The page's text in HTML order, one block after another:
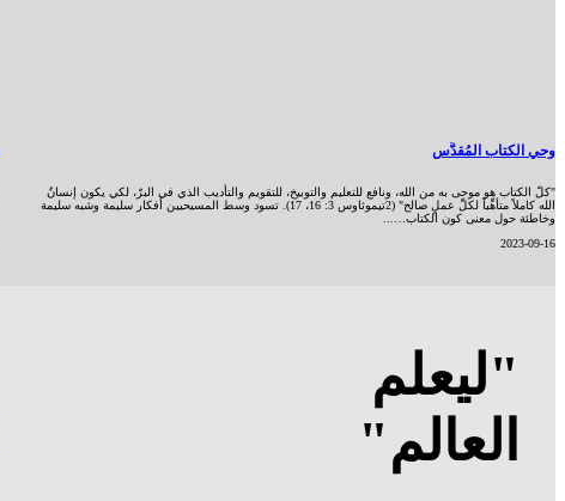
وحي الكتاب المُقدَّس
"كلّ الكتاب هو موحى به من الله، ونافع للتعليم والتوبيخ، للتقويم والتأديب الذي في البرّ، لكي يكون إنسانٌ
الله كاملاً متأهِّباً لكلِّ عملٍ صالح" (2تيموثاوس 3: 16، 17). تسود وسط المسيحيين أفكار سليمة وشبه سليمة
وخاطئة حول معنى كون الكتاب…...
2023-09-16
"ليعلم
العالم"